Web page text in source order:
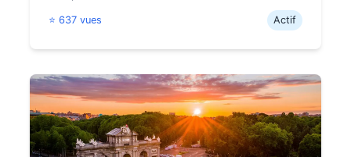
⭐ 637 vues Actif